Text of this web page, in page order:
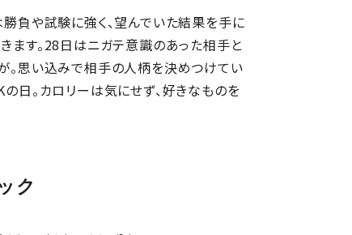
負や試験に強く、望んでいた結果を手に
ます。28日はニガテ意識のあった相手と
。思い込みで相手の人柄を決めつけてい
日。カロリーは気にせず、好きなものを
ク